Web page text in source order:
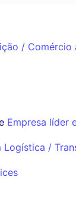
/
Empresa líder
Logística /